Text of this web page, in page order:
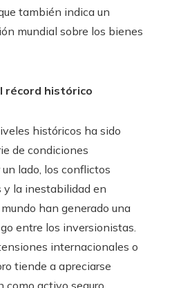
también indica un
mundial sobre los bienes
récord histórico
históricos ha sido
de condiciones
lado, los conflictos
la inestabilidad en
han generado una
entre los inversionistas.
internacionales o
tiende a apreciarse
como activo seguro.